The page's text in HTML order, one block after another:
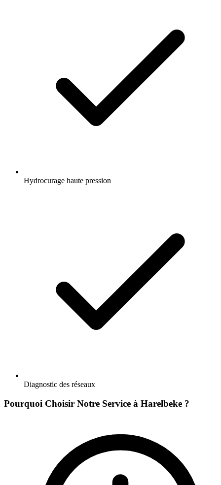
Hydrocurage haute pression
Diagnostic des réseaux
Pourquoi Choisir Notre Service à Harelbeke ?